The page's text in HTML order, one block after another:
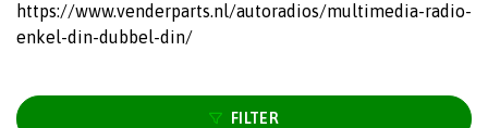
https://www.venderparts.nl/autoradios/multimedia-radio-
enkel-din-dubbel-din/
FILTER